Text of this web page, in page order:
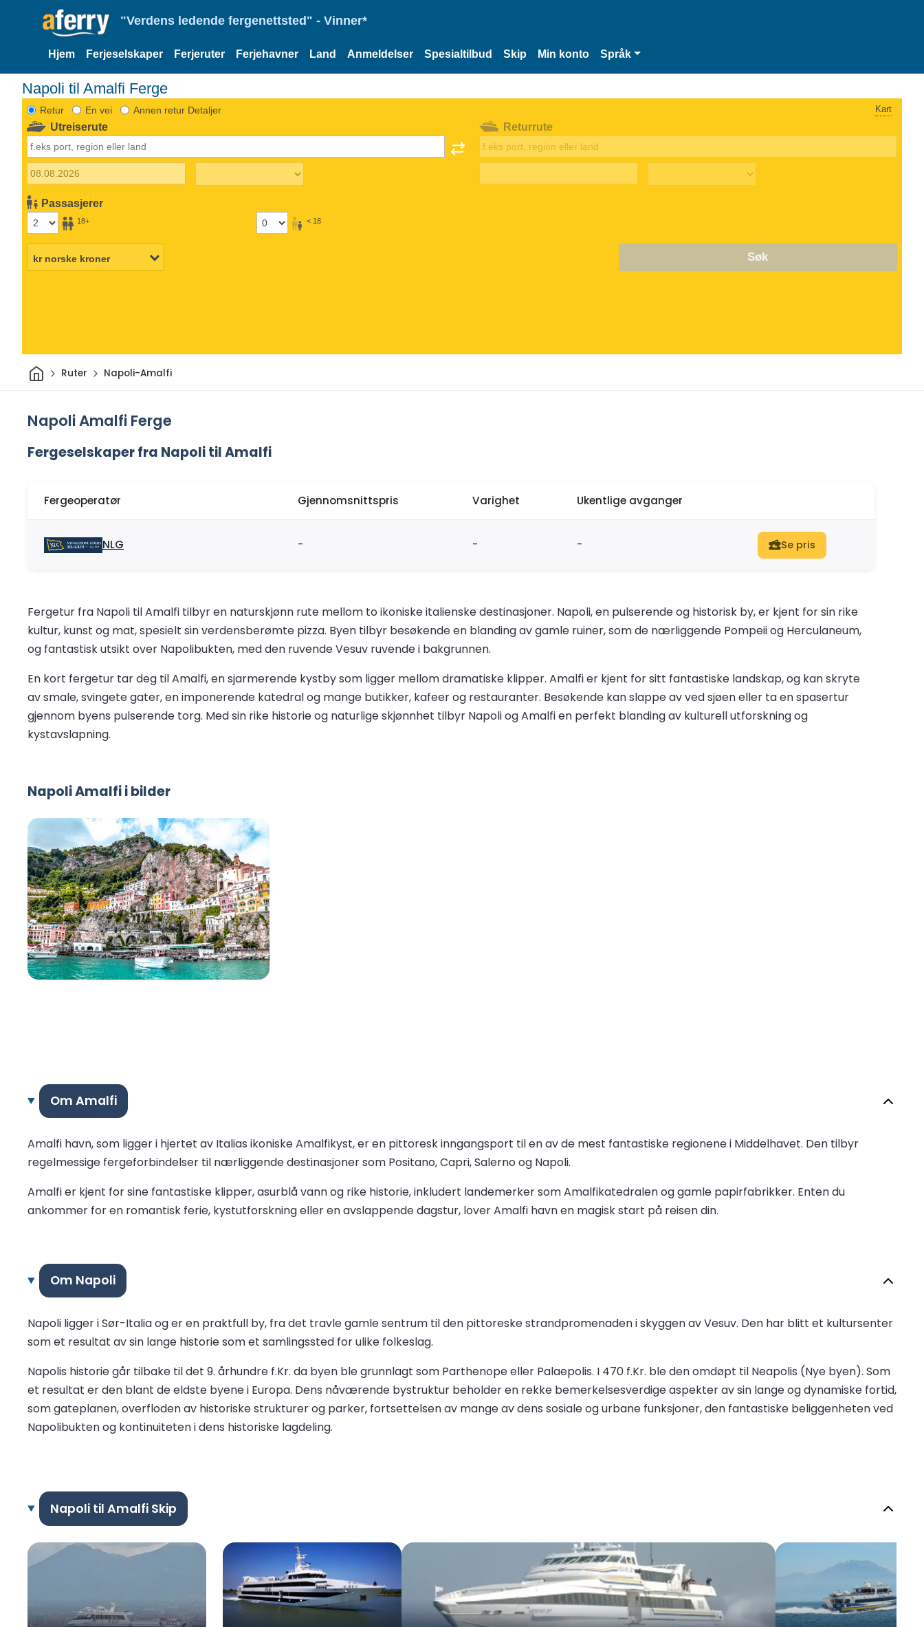
"Verdens ledende fergenettsted" - Vinner*
Hjem Ferjeselskaper Ferjeruter Ferjehavner Land Anmeldelser Spesialtilbud Skip Min konto Språk
Napoli til Amalfi Ferge
Retur En vei Annen retur Detaljer Kart
Utreiserute
Passasjerer
18+ < 18
Returrute
Søk
HjemRuter Napoli-Amalfi
Napoli Amalfi Ferge
Fergeselskaper fra Napoli til Amalfi
Fergeoperatør Gjennomsnittspris Varighet Ukentlige avganger
NLG - - - Se pris
Fergetur fra Napoli til Amalfi tilbyr en naturskjønn rute mellom to ikoniske italienske destinasjoner. Napoli, en pulserende og historisk by, er kjent for sin rike
kultur, kunst og mat, spesielt sin verdensberømte pizza. Byen tilbyr besøkende en blanding av gamle ruiner, som de nærliggende Pompeii og Herculaneum,
og fantastisk utsikt over Napolibukten, med den ruvende Vesuv ruvende i bakgrunnen.
En kort fergetur tar deg til Amalfi, en sjarmerende kystby som ligger mellom dramatiske klipper. Amalfi er kjent for sitt fantastiske landskap, og kan skryte
av smale, svingete gater, en imponerende katedral og mange butikker, kafeer og restauranter. Besøkende kan slappe av ved sjøen eller ta en spasertur
gjennom byens pulserende torg. Med sin rike historie og naturlige skjønnhet tilbyr Napoli og Amalfi en perfekt blanding av kulturell utforskning og
kystavslapning.
Napoli Amalfi i bilder
Om Amalfi
Amalfi havn, som ligger i hjertet av Italias ikoniske Amalfikyst, er en pittoresk inngangsport til en av de mest fantastiske regionene i Middelhavet. Den tilbyr
regelmessige fergeforbindelser til nærliggende destinasjoner som Positano, Capri, Salerno og Napoli.
Amalfi er kjent for sine fantastiske klipper, asurblå vann og rike historie, inkludert landemerker som Amalfikatedralen og gamle papirfabrikker. Enten du
ankommer for en romantisk ferie, kystutforskning eller en avslappende dagstur, lover Amalfi havn en magisk start på reisen din.
Om Napoli
Napoli ligger i Sør-Italia og er en praktfull by, fra det travle gamle sentrum til den pittoreske strandpromenaden i skyggen av Vesuv. Den har blitt et kultursenter
som et resultat av sin lange historie som et samlingssted for ulike folkeslag.
Napolis historie går tilbake til det 9. århundre f.Kr. da byen ble grunnlagt som Parthenope eller Palaepolis. I 470 f.Kr. ble den omdøpt til Neapolis (Nye byen). Som
et resultat er den blant de eldste byene i Europa. Dens nåværende bystruktur beholder en rekke bemerkelsesverdige aspekter av sin lange og dynamiske fortid,
som gateplanen, overfloden av historiske strukturer og parker, fortsettelsen av mange av dens sosiale og urbane funksjoner, den fantastiske beliggenheten ved
Napolibukten og kontinuiteten i dens historiske lagdeling.
Napoli til Amalfi Skip